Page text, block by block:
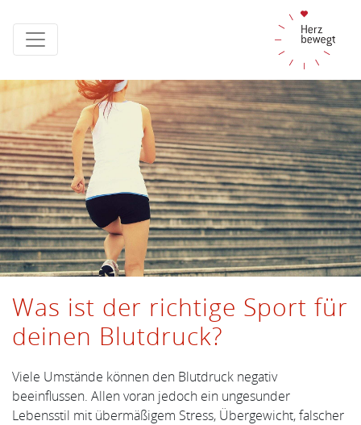
Was ist der richtige Sport für
deinen Blutdruck?
Viele Umstände können den Blutdruck negativ
beeinflussen. Allen voran jedoch ein ungesunder
Lebensstil mit übermäßigem Stress, Übergewicht, falscher